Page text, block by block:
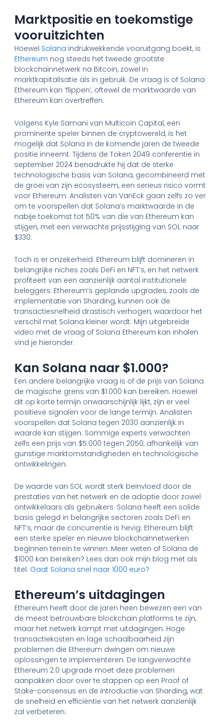
Marktpositie en toekomstige
vooruitzichten
Hoewel Solana indrukwekkende vooruitgang boekt, is
Ethereum nog steeds het tweede grootste
blockchainnetwerk na Bitcoin, zowel in
marktkapitalisatie als in gebruik. De vraag is of Solana
Ethereum kan ‘flippen’, oftewel de marktwaarde van
Ethereum kan overtreffen.
Volgens Kyle Samani van Multicoin Capital, een
prominente speler binnen de cryptowereld, is het
mogelijk dat Solana in de komende jaren de tweede
positie inneemt. Tijdens de Token 2049 conferentie in
september 2024 benadrukte hij dat de sterke
technologische basis van Solana, gecombineerd met
de groei van zijn ecosysteem, een serieus risico vormt
voor Ethereum. Analisten van VanEck gaan zelfs zo ver
om te voorspellen dat Solana’s marktwaarde in de
nabije toekomst tot 50% van die van Ethereum kan
stijgen, met een verwachte prijsstijging van SOL naar
$330.
Toch is er onzekerheid. Ethereum blijft domineren in
belangrijke niches zoals DeFi en NFT’s, en het netwerk
profiteert van een aanzienlijk aantal institutionele
beleggers. Ethereum’s geplande upgrades, zoals de
implementatie van Sharding, kunnen ook de
transactiesnelheid drastisch verhogen, waardoor het
verschil met Solana kleiner wordt. Mijn uitgebreide
video met de vraag of Solana Ethereum kan inhalen
vind je hieronder.
Kan Solana naar $1.000?
Een andere belangrijke vraag is of de prijs van Solana
de magische grens van $1.000 kan bereiken. Hoewel
dit op korte termijn onwaarschijnlijk lijkt, zijn er veel
positieve signalen voor de lange termijn. Analisten
voorspellen dat Solana tegen 2030 aanzienlijk in
waarde kan stijgen. Sommige experts verwachten
zelfs een prijs van $5.000 tegen 2050, afhankelijk van
gunstige marktomstandigheden en technologische
ontwikkelingen.
De waarde van SOL wordt sterk beïnvloed door de
prestaties van het netwerk en de adoptie door zowel
ontwikkelaars als gebruikers. Solana heeft een solide
basis gelegd in belangrijke sectoren zoals DeFi en
NFT’s, maar de concurrentie is hevig. Ethereum blijft
een sterke speler en nieuwe blockchainnetwerken
beginnen terrein te winnen. Meer weten of Solana de
$1000 kan bereiken? Lees dan ook mijn blog met als
titel: Gaat Solana snel naar 1000 euro?
Ethereum’s uitdagingen
Ethereum heeft door de jaren heen bewezen een van
de meest betrouwbare blockchain platforms te zijn,
maar het netwerk kampt met uitdagingen. Hoge
transactiekosten en lage schaalbaarheid zijn
problemen die Ethereum dwingen om nieuwe
oplossingen te implementeren. De langverwachte
Ethereum 2.0 upgrade moet deze problemen
aanpakken door over te stappen op een Proof of
Stake-consensus en de introductie van Sharding, wat
de snelheid en efficiëntie van het netwerk aanzienlijk
zal verbeteren.